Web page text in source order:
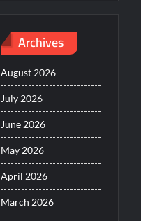
Archives
August 2026
July 2026
June 2026
May 2026
April 2026
March 2026